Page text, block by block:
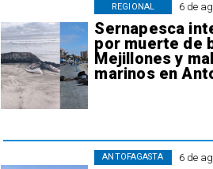
6 de
Sernapesca
por muerte de
Mejillones y
marinos en
REGIONAL
6 de
ANTOFAGASTA